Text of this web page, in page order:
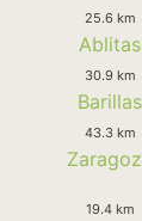
25.6 km
Ablitas
30.9 km
Barillas
43.3 km
19.4 km